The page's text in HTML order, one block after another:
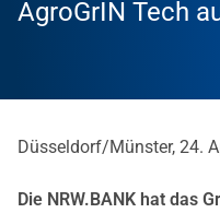
AgroGrIN Tech
Düsseldorf/Münster, 24.
Die NRW.BANK hat das